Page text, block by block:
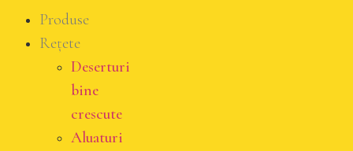
Produse
Rețete
Deserturi
bine
crescute
Aluaturi